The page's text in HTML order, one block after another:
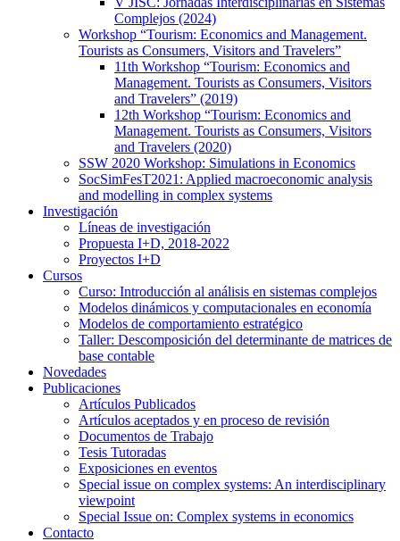
Complejos (2024)
Workshop “Tourism: Economics and Management.
Tourists as Consumers, Visitors and Travelers”
11th Workshop “Tourism: Economics and
Management. Tourists as Consumers, Visitors
and Travelers” (2019)
12th Workshop “Tourism: Economics and
Management. Tourists as Consumers, Visitors
and Travelers (2020)
SSW 2020 Workshop: Simulations in Economics
SocSimFesT2021: Applied macroeconomic analysis
and modelling in complex systems
Investigación
Líneas de investigación
Propuesta I+D, 2018-2022
Proyectos I+D
Cursos
Curso: Introducción al análisis en sistemas complejos
Modelos dinámicos y computacionales en economía
Modelos de comportamiento estratégico
Taller: Descomposición del determinante de matrices de
base contable
Novedades
Publicaciones
Artículos Publicados
Artículos aceptados y en proceso de revisión
Documentos de Trabajo
Tesis Tutoradas
Exposiciones en eventos
Special issue on complex systems: An interdisciplinary
viewpoint
Special Issue on: Complex systems in economics
Contacto